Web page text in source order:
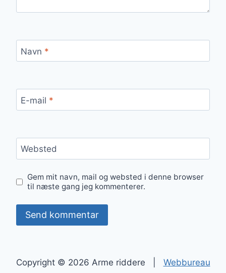
Navn *
E-mail *
Websted
Gem mit navn, mail og websted i denne browser
til næste gang jeg kommenterer.
Copyright © 2026 Arme riddere | Webbureau